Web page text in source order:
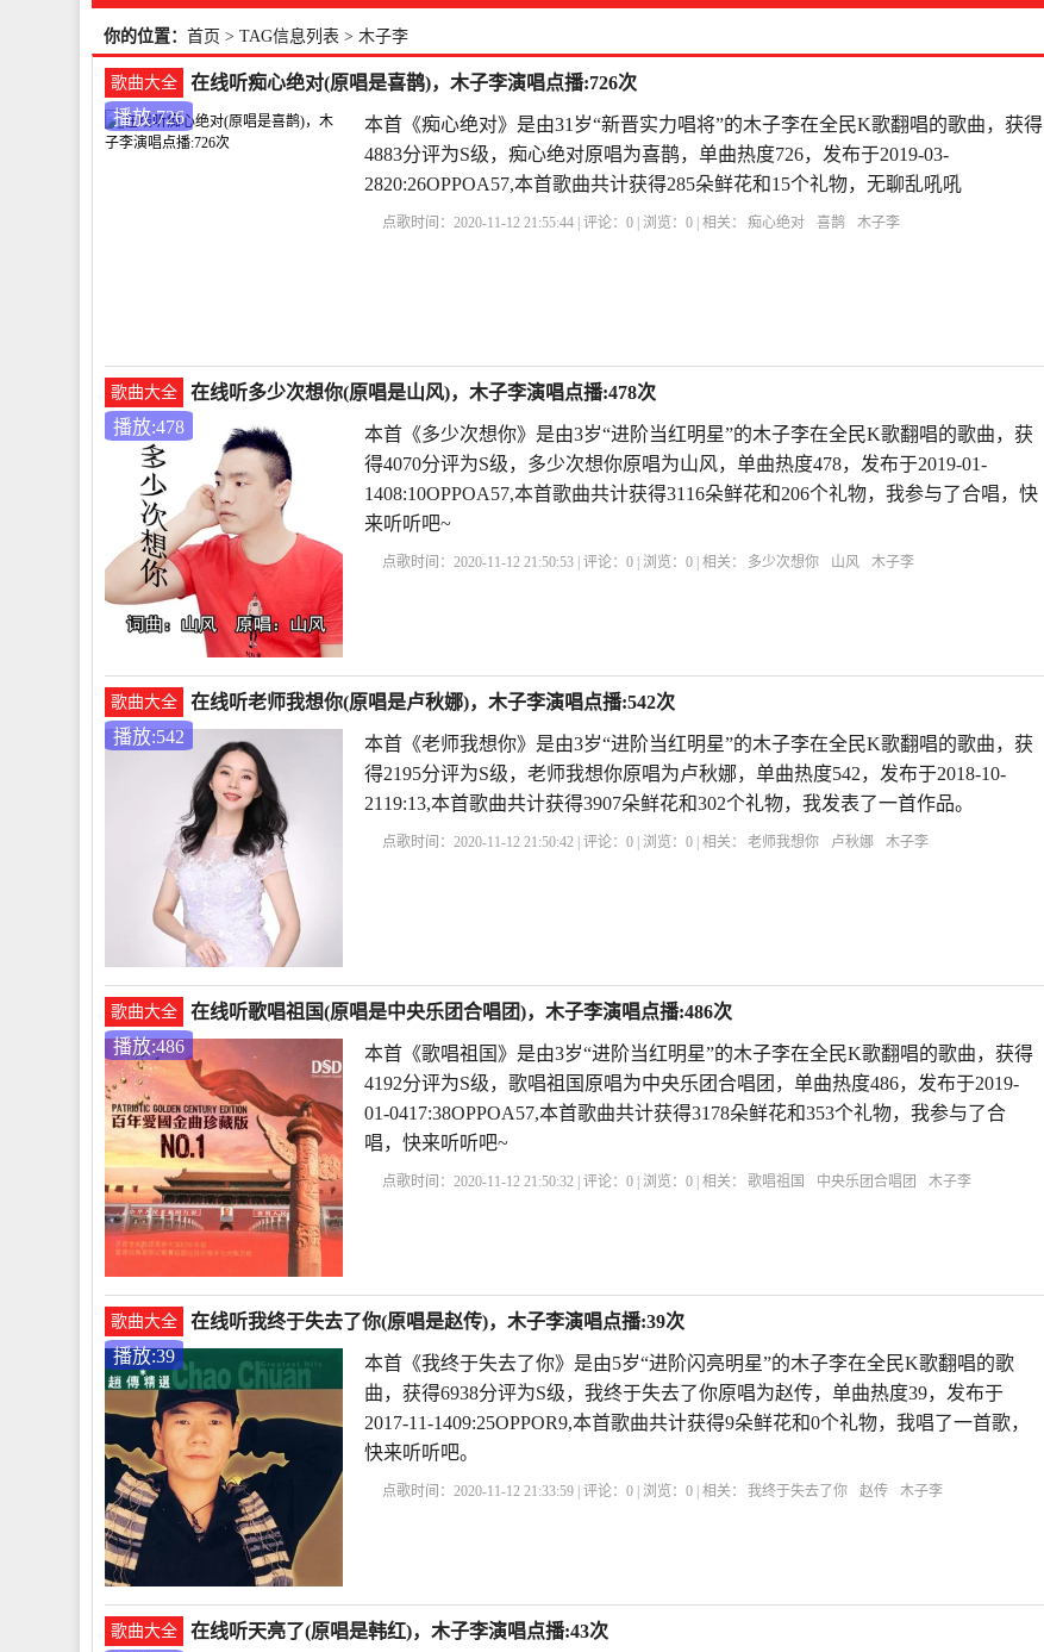
你的位置： 首页 > TAG信息列表 > 木子李
歌曲大全
在线听痴心绝对(原唱是喜鹊)，木子李演唱点播:726次
播放:726
本首《痴心绝对》是由31岁“新晋实力唱将”的木子李在全民K歌翻唱的歌曲，获得
4883分评为S级，痴心绝对原唱为喜鹊，单曲热度726，发布于2019-03-
2820:26OPPOA57,本首歌曲共计获得285朵鲜花和15个礼物，无聊乱吼吼
点歌时间：2020-11-12 21:55:44 | 评论：0 | 浏览：0 | 相关： 痴心绝对 喜鹊 木子李
歌曲大全
在线听多少次想你(原唱是山风)，木子李演唱点播:478次
播放:478
本首《多少次想你》是由3岁“进阶当红明星”的木子李在全民K歌翻唱的歌曲，获
得4070分评为S级，多少次想你原唱为山风，单曲热度478，发布于2019-01-
1408:10OPPOA57,本首歌曲共计获得3116朵鲜花和206个礼物，我参与了合唱，快
来听听吧~
点歌时间：2020-11-12 21:50:53 | 评论：0 | 浏览：0 | 相关： 多少次想你 山风 木子李
歌曲大全
在线听老师我想你(原唱是卢秋娜)，木子李演唱点播:542次
播放:542
本首《老师我想你》是由3岁“进阶当红明星”的木子李在全民K歌翻唱的歌曲，获
得2195分评为S级，老师我想你原唱为卢秋娜，单曲热度542，发布于2018-10-
2119:13,本首歌曲共计获得3907朵鲜花和302个礼物，我发表了一首作品。
点歌时间：2020-11-12 21:50:42 | 评论：0 | 浏览：0 | 相关： 老师我想你 卢秋娜 木子李
歌曲大全
在线听歌唱祖国(原唱是中央乐团合唱团)，木子李演唱点播:486次
播放:486
本首《歌唱祖国》是由3岁“进阶当红明星”的木子李在全民K歌翻唱的歌曲，获得
4192分评为S级，歌唱祖国原唱为中央乐团合唱团，单曲热度486，发布于2019-
01-0417:38OPPOA57,本首歌曲共计获得3178朵鲜花和353个礼物，我参与了合
唱，快来听听吧~
点歌时间：2020-11-12 21:50:32 | 评论：0 | 浏览：0 | 相关： 歌唱祖国 中央乐团合唱团 木子李
歌曲大全
在线听我终于失去了你(原唱是赵传)，木子李演唱点播:39次
播放:39
本首《我终于失去了你》是由5岁“进阶闪亮明星”的木子李在全民K歌翻唱的歌
曲，获得6938分评为S级，我终于失去了你原唱为赵传，单曲热度39，发布于
2017-11-1409:25OPPOR9,本首歌曲共计获得9朵鲜花和0个礼物，我唱了一首歌，
快来听听吧。
点歌时间：2020-11-12 21:33:59 | 评论：0 | 浏览：0 | 相关： 我终于失去了你 赵传 木子李
歌曲大全
在线听天亮了(原唱是韩红)，木子李演唱点播:43次